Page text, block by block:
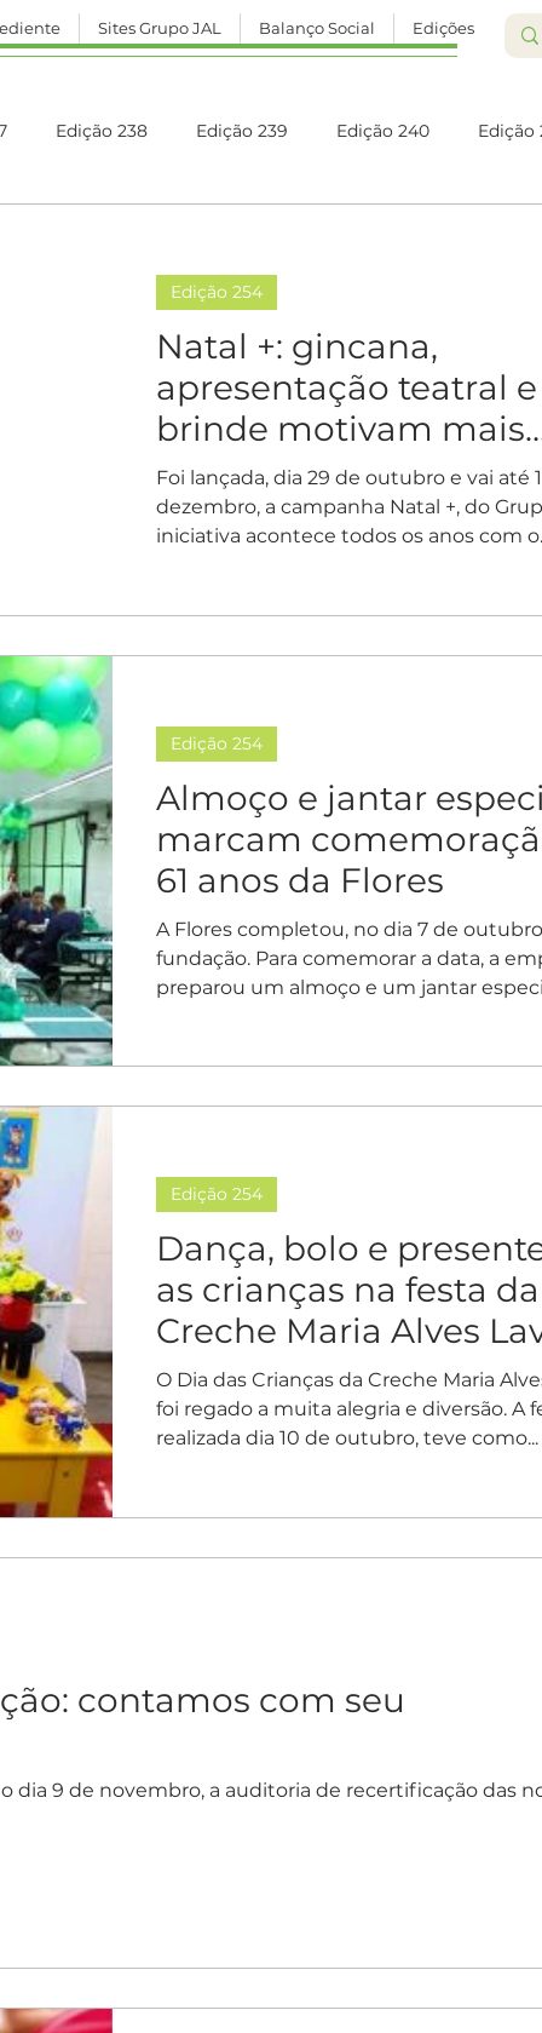
Sites Grupo JAL Balanço Social Edições
Edição 238 Edição 239 Edição 240 Edição
Edição 261 Edição 262 Edição 263
Natal +: gincana,
apresentação teatral e
brinde motivam mais
doações
Foi lançada, dia 29 de outubro e vai até
dezembro, a campanha Natal +, do
iniciativa acontece todos os anos com
Edição 254
Almoço e jantar
marcam
61 anos da Flores
A Flores completou, no dia 7 de
fundação. Para comemorar a data, a
preparou um almoço e um jantar
Edição 254
Dança, bolo e
as crianças na festa da
Creche Maria Alves
O Dia das Crianças da Creche Maria
foi regado a muita alegria e diversão. A
realizada dia 10 de outubro, teve como...
Edição 254
contamos com seu
dia 9 de novembro, a auditoria de recertificação das